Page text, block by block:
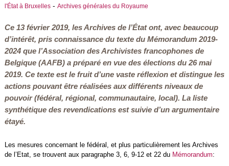
l'État à Bruxelles- Archives générales du Royaume
Ce 13 février 2019, les Archives de l’État ont, avec beaucoup
d’intérêt, pris connaissance du texte du Mémorandum 2019-
2024 que l’Association des Archivistes francophones de
Belgique(AAFB) a préparé en vue des élections du 26 mai
2019. Ce texte est le fruit d’une vaste réflexion et distingue les
actions pouvant être réalisées aux différents niveaux de
pouvoir (fédéral, régional, communautaire, local). La liste
synthétique des revendications est suivie d’un argumentaire
étayé.
Les mesures concernant le fédéral, et plus particulièrement les Archives
de l’Etat, se trouvent aux paragraphe 3, 6, 9-12 et 22 du Mémorandum: